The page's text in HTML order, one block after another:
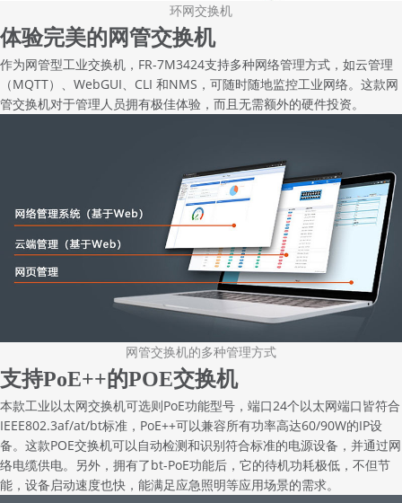
环网交换机
体验完美的网管交换机
作为网管型工业交换机，FR-7M3424支持多种网络管理方式，如云管理
（MQTT）、WebGUI、CLI 和NMS，可随时随地监控工业网络。这款网
管交换机对于管理人员拥有极佳体验，而且无需额外的硬件投资。
网管交换机的多种管理方式
支持PoE++的POE交换机
本款工业以太网交换机可选则PoE功能型号，端口24个以太网端口皆符合
IEEE802.3af/at/bt标准，PoE++可以兼容所有功率高达60/90W的IP设
备。这款POE交换机可以自动检测和识别符合标准的电源设备，并通过网
络电缆供电。另外，拥有了bt-PoE功能后，它的待机功耗极低，不但节
能，设备启动速度也快，能满足应急照明等应用场景的需求。